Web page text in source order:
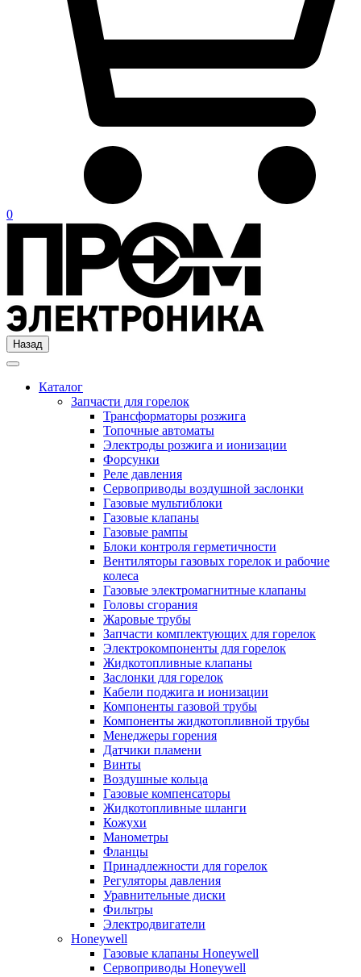
0
Назад
Каталог
Запчасти для горелок
Трансформаторы розжига
Топочные автоматы
Электроды розжига и ионизации
Форсунки
Реле давления
Сервоприводы воздушной заслонки
Газовые мультиблоки
Газовые клапаны
Газовые рампы
Блоки контроля герметичности
Вентиляторы газовых горелок и рабочие
колеса
Газовые электромагнитные клапаны
Головы сгорания
Жаровые трубы
Запчасти комплектующих для горелок
Электрокомпоненты для горелок
Жидкотопливные клапаны
Заслонки для горелок
Кабели поджига и ионизации
Компоненты газовой трубы
Компоненты жидкотопливной трубы
Менеджеры горения
Датчики пламени
Винты
Воздушные кольца
Газовые компенсаторы
Жидкотопливные шланги
Кожухи
Манометры
Фланцы
Принадлежности для горелок
Регуляторы давления
Уравнительные диски
Фильтры
Электродвигатели
Honeywell
Газовые клапаны Honeywell
Сервоприводы Honeywell